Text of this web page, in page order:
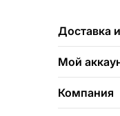
Доставка
Мой
Компания